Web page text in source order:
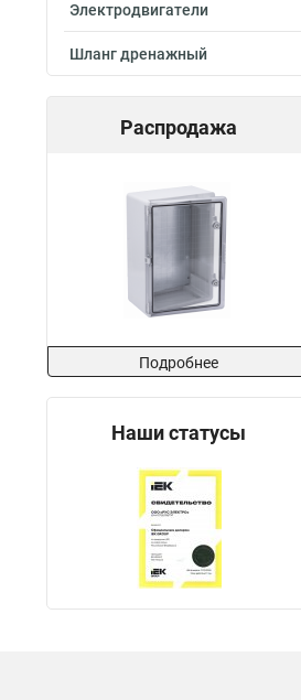
Электродвигатели
Шланг дренажный
Распродажа
Подробнее
Наши статусы